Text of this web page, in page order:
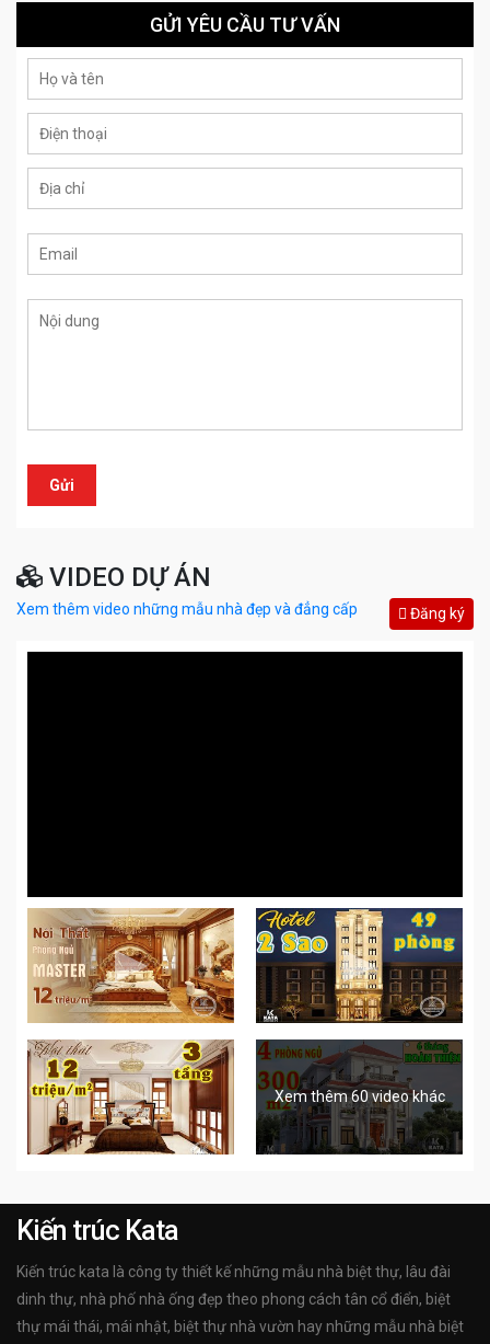
GỬI YÊU CẦU TƯ VẤN
VIDEO DỰ ÁN
Xem thêm video những mẫu nhà đẹp và đẳng cấp Đăng ký
Xem thêm 60 video khác
Kiến trúc Kata
Kiến trúc kata là công ty thiết kế những mẫu nhà biệt thự, lâu đài
dinh thự, nhà phố nhà ống đẹp theo phong cách tân cổ điển, biệt
thự mái thái, mái nhật, biệt thự nhà vườn hay những mẫu nhà biệt